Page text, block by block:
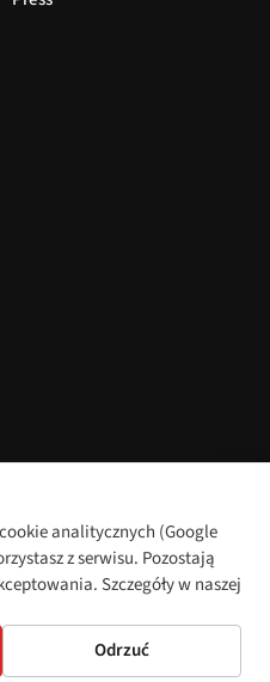
Cookie settings
简体中文PolskiFrançais
analitycznych (Google
z serwisu. Pozostają
Szczegóły w naszej
Odrzuć